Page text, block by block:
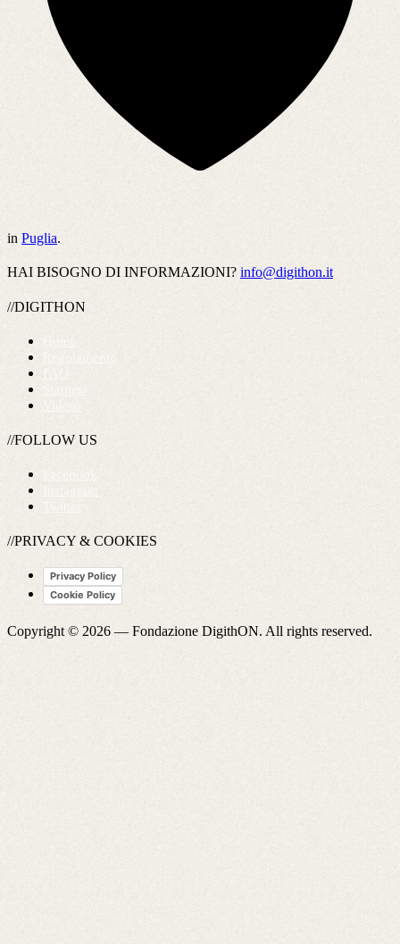
in Puglia.
HAI BISOGNO DI INFORMAZIONI? info@digithon.it
//DIGITHON
//FOLLOW US
//PRIVACY & COOKIES
Privacy Policy
Cookie Policy
Copyright © 2026 —Fondazione DigithON. All rights reserved.